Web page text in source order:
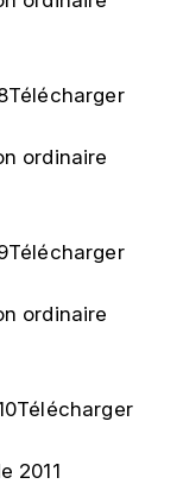
ordinaire
ordinaire
2011